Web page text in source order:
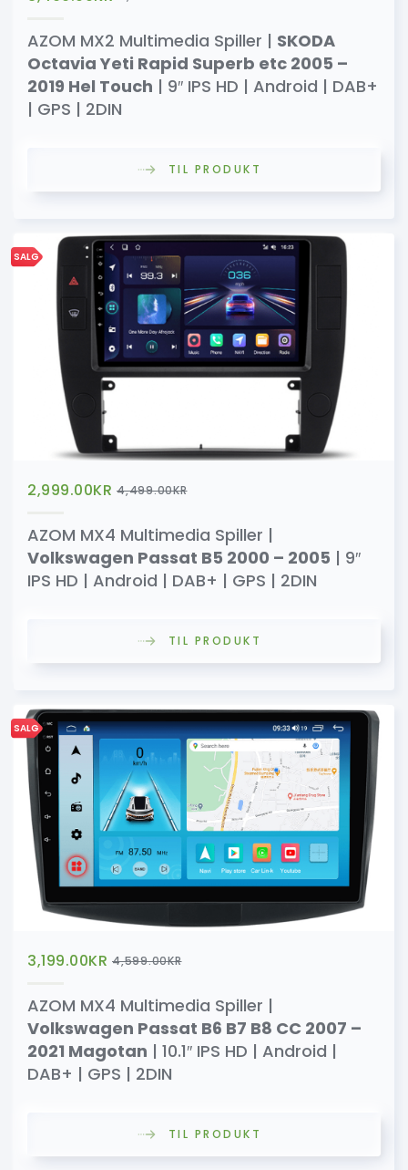
AZOM MX2 Multimedia Spiller | SKODA
Octavia Yeti Rapid Superb etc 2005 –
2019 Hel Touch | 9″ IPS HD | Android | DAB+
| GPS | 2DIN
TIL PRODUKT
SALG
2,999.00KR 4,499.00KR
AZOM MX4 Multimedia Spiller |
Volkswagen Passat B5 2000 – 2005 | 9″
IPS HD | Android | DAB+ | GPS | 2DIN
TIL PRODUKT
SALG
3,199.00KR 4,599.00KR
AZOM MX4 Multimedia Spiller |
Volkswagen Passat B6 B7 B8 CC 2007 –
2021 Magotan | 10.1″ IPS HD | Android |
DAB+ | GPS | 2DIN
TIL PRODUKT